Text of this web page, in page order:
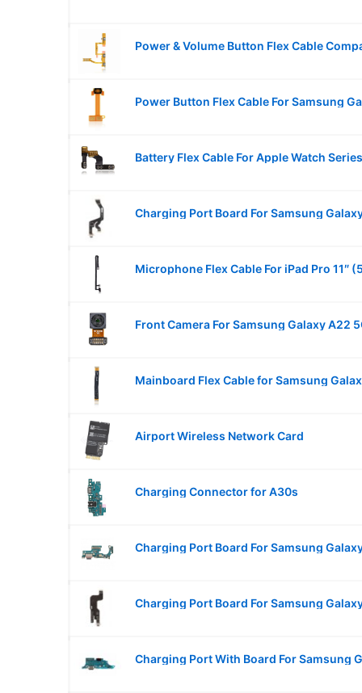
Charging Port Board For Samsung
Microphone Flex Cable For iPad Pro 11″
Front Camera For Samsung Galaxy A22
Mainboard Flex Cable for Samsung
Airport Wireless Network Card
Charging Connector for A30s
Charging Port Board For Samsung
Charging Port Board For Samsung